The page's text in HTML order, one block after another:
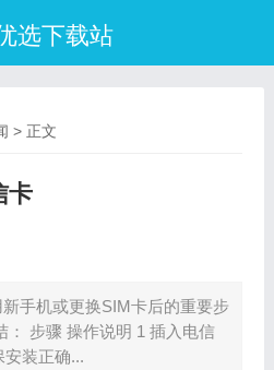
选下载站
> 正文
卡
手机或更换SIM卡后的重要步
： 步骤 操作说明 1 插入电信
装正确...